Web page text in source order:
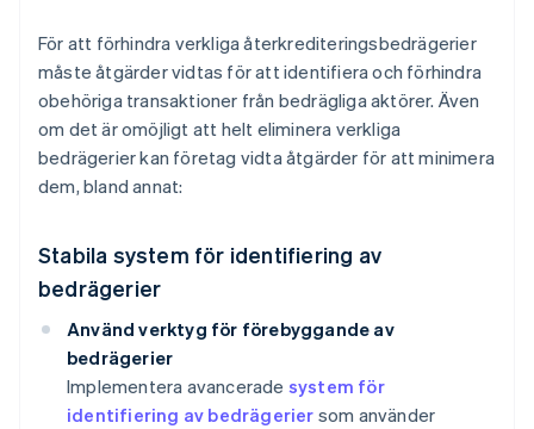
För att förhindra verkliga återkrediteringsbedrägerier
måste åtgärder vidtas för att identifiera och förhindra
obehöriga transaktioner från bedrägliga aktörer. Även
om det är omöjligt att helt eliminera verkliga
bedrägerier kan företag vidta åtgärder för att minimera
dem, bland annat:
Stabila system för identifiering av
bedrägerier
Använd verktyg för förebyggande av
bedrägerier
Implementera avancerade system för
identifiering av bedrägerier som använder